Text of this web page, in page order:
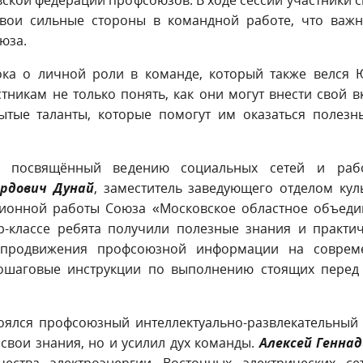
сильные стороны в командной работе, что
о личной роли в команде, который также велся
не только понять, как они могут внести свой
таланты, которые помогут им оказаться
посвящённый ведению социальных сетей и
Дунай, заместитель заведующего отделом
работы Союза «Московское областное
ребята получили полезные знания и
профсоюзной информации на
инструкции по выполнению стоящих
профсоюзный интеллектуально-
знания, но и усилил дух команды.Алексей